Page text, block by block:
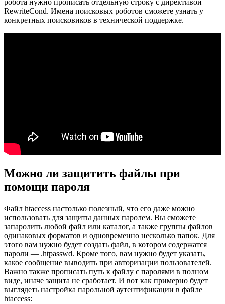
робота нужно прописать отдельную строку с директивой
RewriteCond. Имена поисковых роботов сможете узнать у
конкретных поисковиков в технической поддержке.
Можно ли защитить файлы при
помощи пароля
Файл htaccess настолько полезный, что его даже можно
использовать для защиты данных паролем. Вы сможете
запаролить любой файл или каталог, а также группы файлов
одинаковых форматов и одновременно несколько папок. Для
этого вам нужно будет создать файл, в котором содержатся
пароли — .htpasswd. Кроме того, вам нужно будет указать,
какое сообщение выводить при авторизации пользователей.
Важно также прописать путь к файлу с паролями в полном
виде, иначе защита не сработает. И вот как примерно будет
выглядеть настройка парольной аутентификации в файле
htaccess: